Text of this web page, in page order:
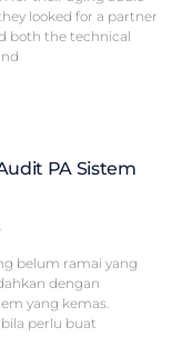
looked for a partner
both the technical
PA Sistem
belum ramai yang
dengan
yang kemas.
perlu buat